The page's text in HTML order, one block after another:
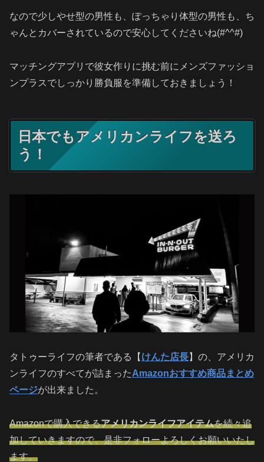
なので少しやせ型の男性も、ぽっちゃり体型の男性も、ち
ゃんとカバーされているので安心してくださいね(#^^#)
マッチングアプリで彼女作りに挑む前にメンズファッショ
ンプラスでしっかり勝負服を準備しておきましょう！
日本でもアメリカンライフを送ろ
う！
タトゥーライフの筆者である【 けんた店長】の、アメリカ
ンライフのすべてが詰まったAmazonおすすめ商品まとめ
ページが出来ました。
Amazonで購入できるアメリカンライフアイテムを続々追
加していきますので、是非フォローよろしくお願いいたし
ます。